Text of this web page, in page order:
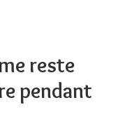
reste
pendant